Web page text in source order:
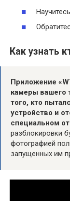
Как узнать
Приложение
камеры вашего
того, кто
устройство и
специальном
разблокировки
фотографией
запущенных им